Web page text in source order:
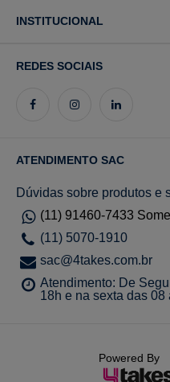
INSTITUCIONAL
REDES SOCIAIS
ATENDIMENTO SAC
Dúvidas sobre produtos e
(11) 91460-7433
(11) 5070-1910
sac@4takes.com.br
Atendimento: De
18h e na sexta das 08
Powered By